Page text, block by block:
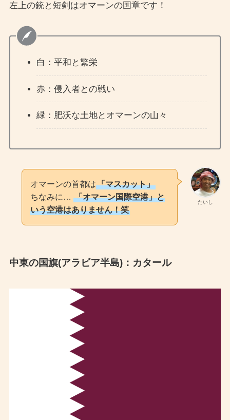
左上の銃と短剣はオマーンの国章です！
白：平和と繁栄
赤：侵入者との戦い
緑：肥沃な土地とオマーンの山々
たいし
オマーンの首都は「マスカット」
ちなみに…「オマーン国際空港」と
いう空港はありません！笑
中東の国旗(アラビア半島)：カタール